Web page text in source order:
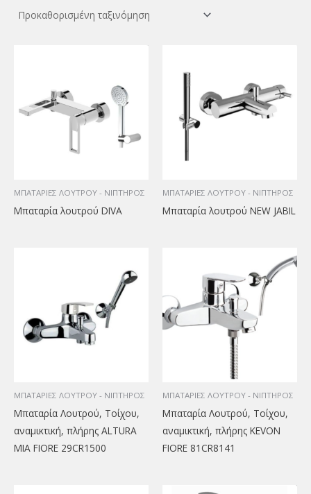
ΜΠΑΤΑΡΙΕΣ ΛΟΥΤΡΟΥ - ΝΙΠΤΗΡΟΣ
Μπαταρία λουτρού DIVA
ΜΠΑΤΑΡΙΕΣ ΛΟΥΤΡΟΥ - ΝΙΠΤΗΡΟΣ
Μπαταρία λουτρού NEW JABIL
ΜΠΑΤΑΡΙΕΣ ΛΟΥΤΡΟΥ - ΝΙΠΤΗΡΟΣ
Μπαταρία Λουτρού, Τοίχου,
αναμικτική, πλήρης ALTURA
MIA FIORE 29CR1500
ΜΠΑΤΑΡΙΕΣ ΛΟΥΤΡΟΥ - ΝΙΠΤΗΡΟΣ
Μπαταρία Λουτρού, Τοίχου,
αναμικτική, πλήρης KEVON
FIORE 81CR8141